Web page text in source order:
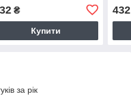
₴
Купити
432
за рік